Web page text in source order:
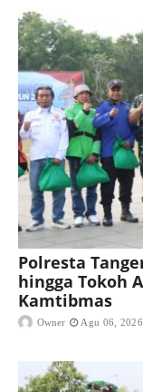
Polresta
hingga Tokoh
Kamtibmas
Owner Agu 06, 2026